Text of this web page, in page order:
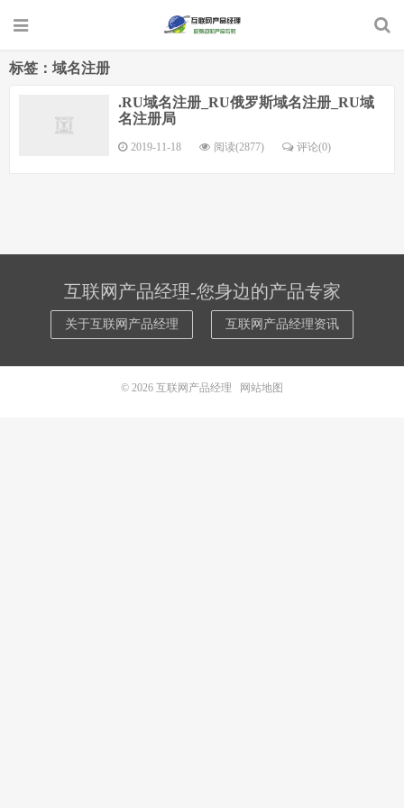
标签：域名注册
.RU域名注册_RU俄罗斯域名注册_RU域
名注册局
2019-11-18 阅读(2877) 评论(0)
互联网产品经理-您身边的产品专家
关于互联网产品经理 互联网产品经理资讯
© 2026 互联网产品经理 网站地图